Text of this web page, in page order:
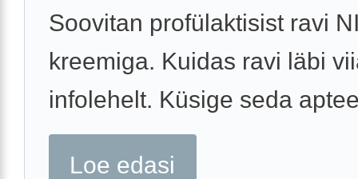
Soovitan profülaktisist ravi
kreemiga. Kuidas ravi läbi
infolehelt. Küsige seda
Loe edasi